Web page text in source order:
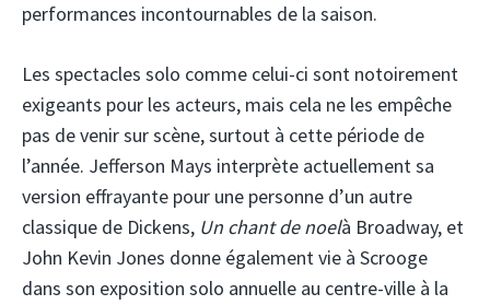
performances incontournables de la saison.
Les spectacles solo comme celui-ci sont notoirement
exigeants pour les acteurs, mais cela ne les empêche
pas de venir sur scène, surtout à cette période de
l’année. Jefferson Mays interprète actuellement sa
version effrayante pour une personne d’un autre
classique de Dickens, Un chant de noelà Broadway, et
John Kevin Jones donne également vie à Scrooge
dans son exposition solo annuelle au centre-ville à la